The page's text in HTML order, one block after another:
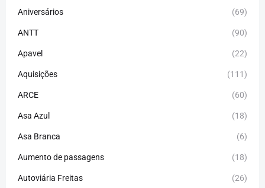
Aniversários (69)
ANTT (90)
Apavel (22)
Aquisições (111)
ARCE (60)
Asa Azul (18)
Asa Branca (6)
Aumento de passagens (18)
Autoviária Freitas (26)